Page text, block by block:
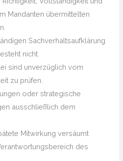
Mandanten übermittelten
Sachverhaltsaufklärung
nicht.
sind unverzüglich vom
zu prüfen.
oder strategische
ausschließlich dem
Mitwirkung versäumt
des